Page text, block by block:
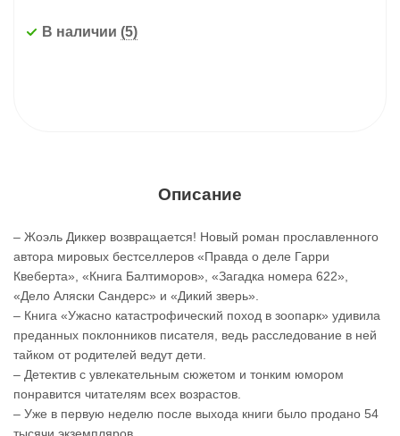
В наличии (5)
Описание
– Жоэль Диккер возвращается! Новый роман прославленного
автора мировых бестселлеров «Правда о деле Гарри
Квеберта», «Книга Балтиморов», «Загадка номера 622»,
«Дело Аляски Сандерс» и «Дикий зверь».
– Книга «Ужасно катастрофический поход в зоопарк» удивила
преданных поклонников писателя, ведь расследование в ней
тайком от родителей ведут дети.
– Детектив с увлекательным сюжетом и тонким юмором
понравится читателям всех возрастов.
– Уже в первую неделю после выхода книги было продано 54